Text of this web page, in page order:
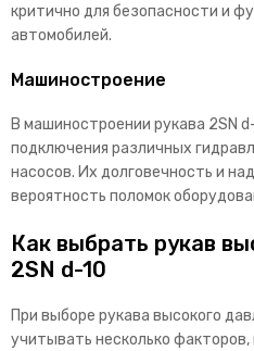
критично для безопасности и
автомобилей.
Машиностроение
В машиностроении рукава 2SN
подключения различных
насосов. Их долговечность и
вероятность поломок
Как выбрать рукав
2SN d-10
При выборе рукава высокого
учитывать несколько